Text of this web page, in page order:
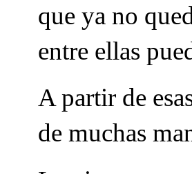
que ya no
entre ellas
A partir de
de muchas